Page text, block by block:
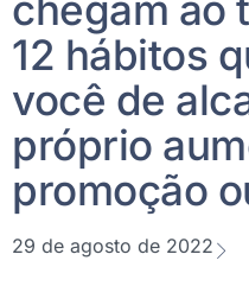
12 hábitos
você de
próprio
promoção
29 de agosto de 2022